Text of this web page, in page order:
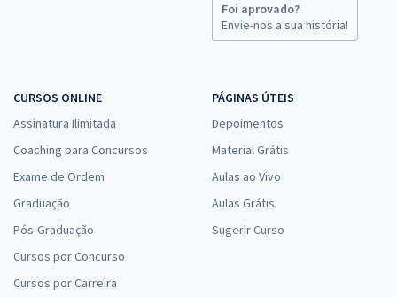
Foi aprovado?
Envie-nos a sua história!
CURSOS ONLINE
Assinatura Ilimitada
Coaching para Concursos
Exame de Ordem
Graduação
Pós-Graduação
Cursos por Concurso
Cursos por Carreira
PÁGINAS ÚTEIS
Depoimentos
Material Grátis
Aulas ao Vivo
Aulas Grátis
Sugerir Curso